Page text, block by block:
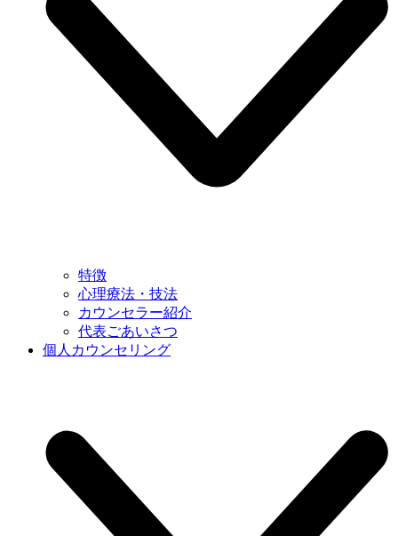
特徴
心理療法・技法
カウンセラー紹介
代表ごあいさつ
個人カウンセリング